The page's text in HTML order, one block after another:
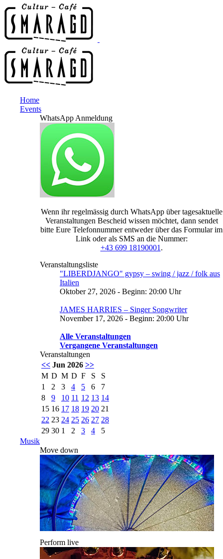
Home
Events
WhatsApp Anmeldung
Wenn ihr regelmässig durch WhatsApp über tagesaktuelle
Veranstaltungen Bescheid wissen möchtet, dann sendet
bitte Eure Telefonnummer entweder über das Formular im
Link oder als SMS an die Nummer:
+43 699 18190001 .
Veranstaltungsliste
"LIBERDJANGO" gypsy – swing / jazz / folk aus
Italien
Oktober 27, 2026 - Beginn: 20:00 Uhr
JAMES HARRIES – Singer Songwriter
November 17, 2026 - Beginn: 20:00 Uhr
Alle Veranstaltungen
Vergangene Veranstaltungen
Veranstaltungen
<< Jun 2026 >>
M D M D F S
S
1
2 3 4 5 6
7
8
9 10 11 12 13 14
15 16 17 18 19 20 21
22 23 24 25 26 27 28
29 30 1 2 3 4
5
Musik
Move down
Perform live